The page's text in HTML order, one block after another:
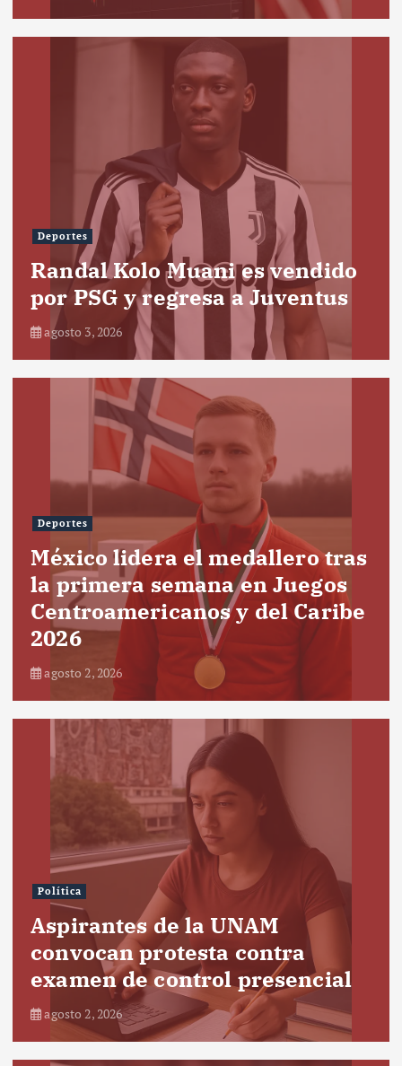
Deportes
Randal Kolo Muani es vendido
por PSG y regresa a Juventus
agosto 3, 2026
Deportes
México lidera el medallero tras
la primera semana en Juegos
Centroamericanos y del Caribe
2026
agosto 2, 2026
Política
Aspirantes de la UNAM
convocan protesta contra
examen de control presencial
agosto 2, 2026